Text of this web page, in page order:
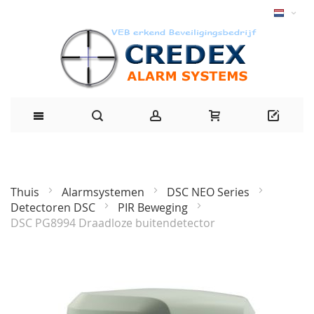
Thuis Alarmsystemen
DSC NEO Series
Detectoren DSC
PIR Beweging
DSC PG8994 Draadloze buitendetector